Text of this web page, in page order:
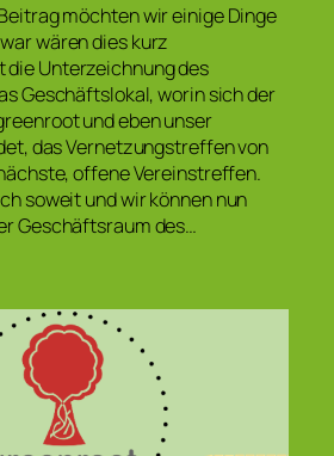
möchten wir einige Dinge
wären dies kurz
Unterzeichnung des
Geschäftslokal, worin sich der
und eben unser
das Vernetzungstreffen von
offene Vereinstreffen.
soweit und wir können nun
Geschäftsraum des…